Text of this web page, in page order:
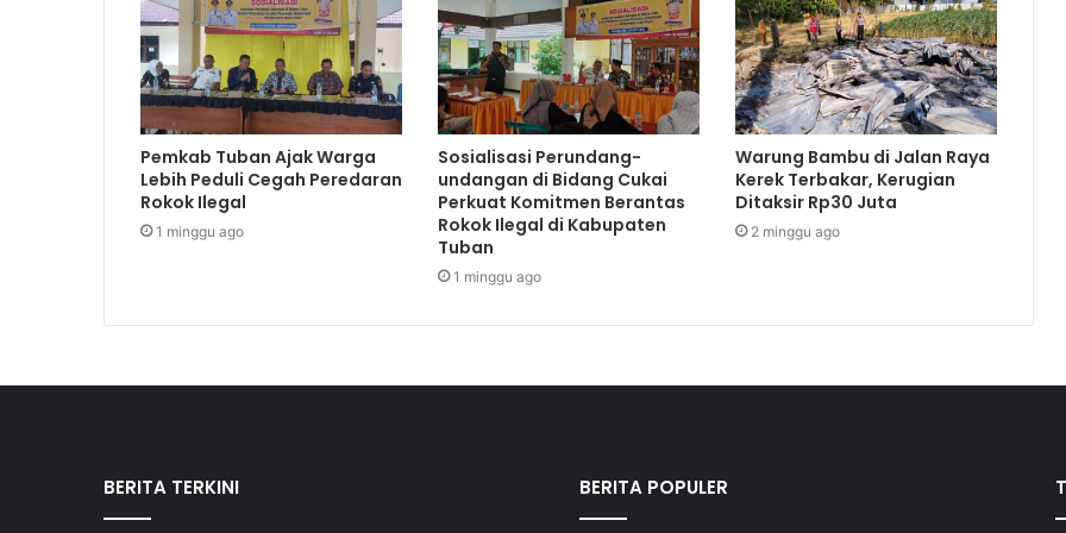
Pemkab Tuban Ajak Warga
Lebih Peduli Cegah Peredaran
Rokok Ilegal
1 minggu ago
Sosialisasi Perundang-
undangan di Bidang Cukai
Perkuat Komitmen Berantas
Rokok Ilegal di Kabupaten
Tuban
1 minggu ago
Warung Bambu di Jalan Raya
Kerek Terbakar, Kerugian
Ditaksir Rp30 Juta
2 minggu ago
BERITA TERKINI BERITA POPULER